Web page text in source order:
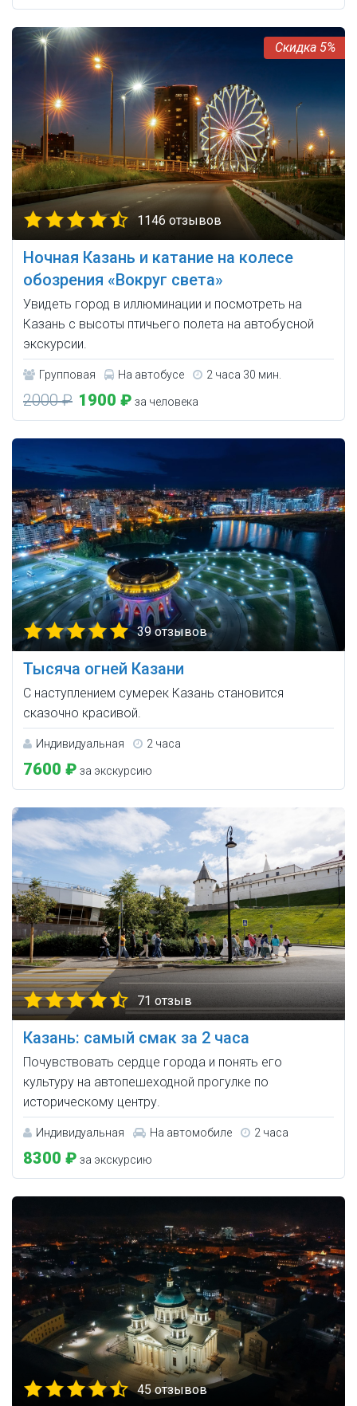
5%
1146 отзывов
Ночная Казань и катание на колесе
обозрения «Вокруг света»
Увидеть город в иллюминации и посмотреть на
Казань с высоты птичьего полета на автобусной
экскурсии.
Групповая На автобусе 2 часа 30 мин.
2000 ₽ 1900 ₽ за человека
39 отзывов
Тысяча огней Казани
С наступлением сумерек Казань становится
сказочно красивой.
Индивидуальная 2 часа
7600 ₽ за экскурсию
71 отзыв
Казань: самый смак за 2 часа
Почувствовать сердце города и понять его
культуру на автопешеходной прогулке по
историческому центру.
Индивидуальная На автомобиле 2 часа
8300 ₽ за экскурсию
45 отзывов